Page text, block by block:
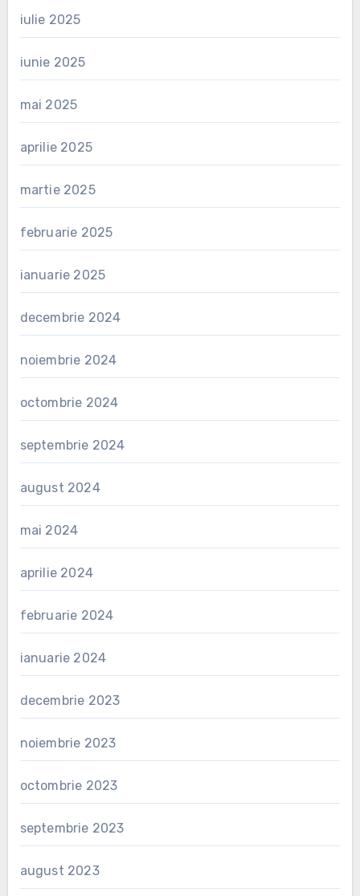
iulie 2025
iunie 2025
mai 2025
aprilie 2025
martie 2025
februarie 2025
ianuarie 2025
decembrie 2024
noiembrie 2024
octombrie 2024
septembrie 2024
august 2024
mai 2024
aprilie 2024
februarie 2024
ianuarie 2024
decembrie 2023
noiembrie 2023
octombrie 2023
septembrie 2023
august 2023